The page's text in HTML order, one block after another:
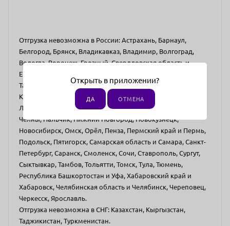
Отгрузка невозможна в России: Астрахань, Барнаул,
Белгород, Брянск, Владикавказ, Владимир, Волгоград,
Вологда, Воронеж, Грозный, Свердловская область и
Екатеринбург, Иваново, Иркутск, Йошкар-Ола, Республика
Татарстан и Казань, Калуга, Кемерово, Киров, Кострома,
Краснодар, Красноярск, Республика Крым, Курган, Курск,
Липецк, Магнитогорск, Махачкала, Москва, Набережные
Челны, Нальчик, Нижний Новгород, Новокузнецк,
Новосибирск, Омск, Орёл, Пенза, Пермский край и Пермь,
Подольск, Пятигорск, Самарская область и Самара, Санкт-
Петербург, Саранск, Смоленск, Сочи, Ставрополь, Сургут,
Сыктывкар, Тамбов, Тольятти, Томск, Тула, Тюмень,
Республика Башкортостан и Уфа, Хабаровский край и
Хабаровск, Челябинская область и Челябинск, Череповец,
Черкесск, Ярославль.
Отгрузка невозможна в СНГ: Казахстан, Кыргызстан,
Таджикистан, Туркменистан.
Открыть в приложении?
ДА ОТМЕНА